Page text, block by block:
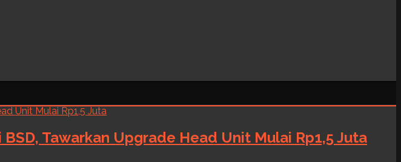
Tawarkan Upgrade Head Unit Mulai Rp1,5 Juta